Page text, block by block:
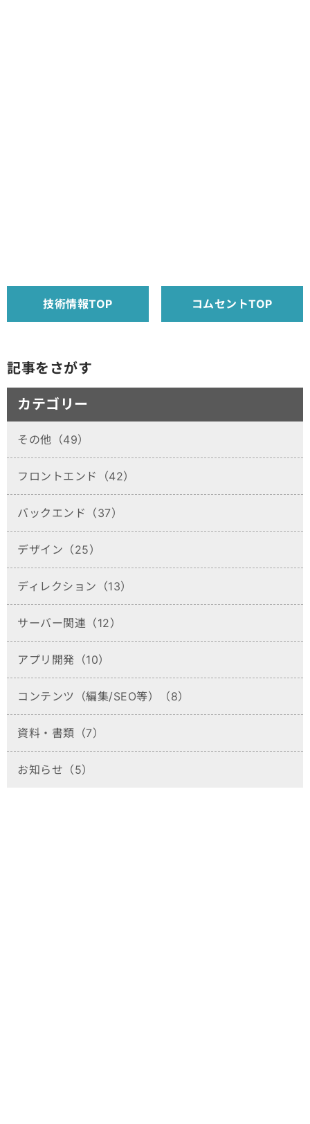
技術情報TOP コムセントTOP
記事をさがす
カテゴリー
その他（49）
フロントエンド（42）
バックエンド（37）
デザイン（25）
ディレクション（13）
サーバー関連（12）
アプリ開発（10）
コンテンツ（編集/SEO等）（8）
資料・書類（7）
お知らせ（5）